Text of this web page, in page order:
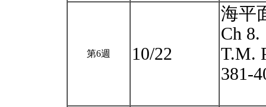
第6週 10/22
海平
Ch 8.
T.M.
381-